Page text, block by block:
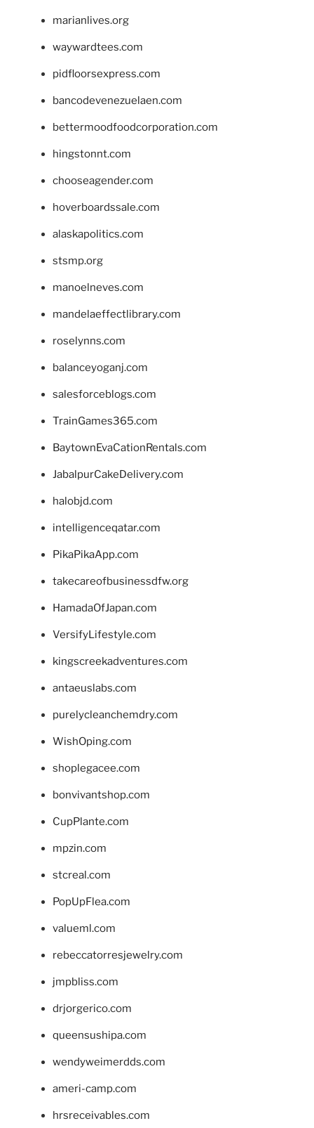
marianlives.org
waywardtees.com
pidfloorsexpress.com
bancodevenezuelaen.com
bettermoodfoodcorporation.com
hingstonnt.com
chooseagender.com
hoverboardssale.com
alaskapolitics.com
stsmp.org
manoelneves.com
mandelaeffectlibrary.com
roselynns.com
balanceyoganj.com
salesforceblogs.com
TrainGames365.com
BaytownEvaCationRentals.com
JabalpurCakeDelivery.com
halobjd.com
intelligenceqatar.com
PikaPikaApp.com
takecareofbusinessdfw.org
HamadaOfJapan.com
VersifyLifestyle.com
kingscreekadventures.com
antaeuslabs.com
purelycleanchemdry.com
WishOping.com
shoplegacee.com
bonvivantshop.com
CupPlante.com
mpzin.com
stcreal.com
PopUpFlea.com
valueml.com
rebeccatorresjewelry.com
jmpbliss.com
drjorgerico.com
queensushipa.com
wendyweimerdds.com
ameri-camp.com
hrsreceivables.com